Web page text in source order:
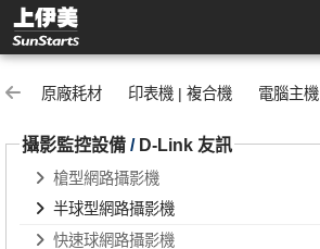
半球型網路攝影機 | 上伊美辦公用品網
原廠耗材 印表機 | 複合機 電腦主機
攝影監控設備 / D-Link 友訊
槍型網路攝影機
半球型網路攝影機
快速球網路攝影機